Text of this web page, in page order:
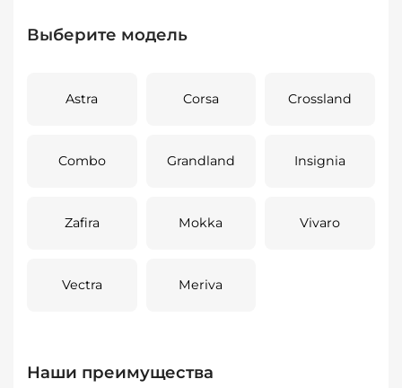
Выберите модель
Astra Corsa Crossland
Combo Grandland Insignia
Zafira Mokka Vivaro
Vectra Meriva
Наши преимущества